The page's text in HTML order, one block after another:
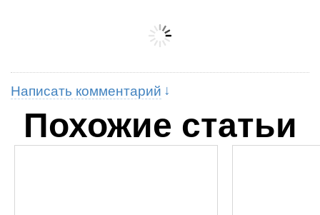
Написать комментарий
Похожие статьи